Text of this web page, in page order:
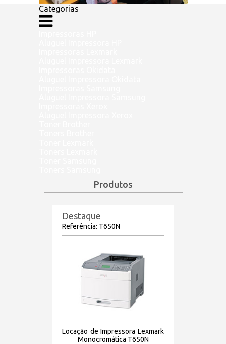
Categorias
Produtos
Destaque
Referência: T650N
Locação de Impressora Lexmark
Monocromática T650N